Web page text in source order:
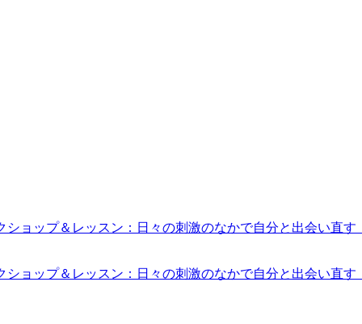
ショップ＆レッスン：日々の刺激のなかで自分と出会い直す
ショップ＆レッスン：日々の刺激のなかで自分と出会い直す